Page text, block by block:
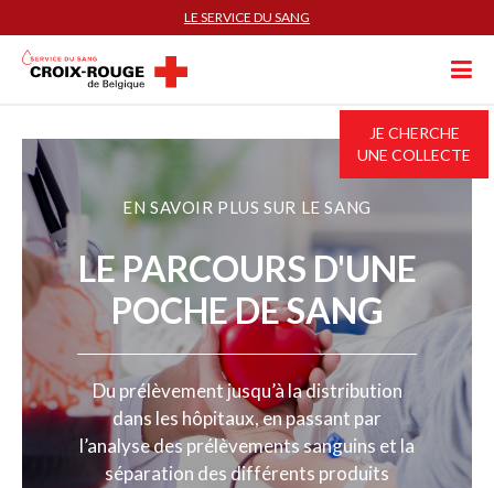
LE SERVICE DU SANG
JE CHERCHE
UNE COLLECTE
EN SAVOIR PLUS SUR LE SANG
LE PARCOURS D'UNE
POCHE DE SANG
Du prélèvement jusqu’à la distribution
dans les hôpitaux, en passant par
l’analyse des prélèvements sanguins et la
séparation des différents produits